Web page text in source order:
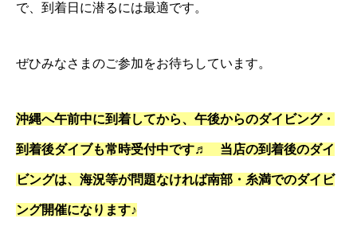
で、到着日に潜るには最適です。
ぜひみなさまのご参加をお待ちしています。
沖縄へ午前中に到着してから、 午後からのダイビング・
到着後ダイブも常時受付中です♬ 当店の到着後のダイ
ビングは、海況等が問題なければ南部・糸満でのダイビ
ング開催になります♪